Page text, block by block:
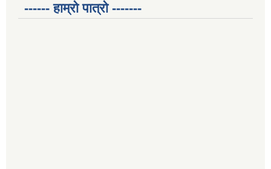
------ हाम्रो पात्रो -------